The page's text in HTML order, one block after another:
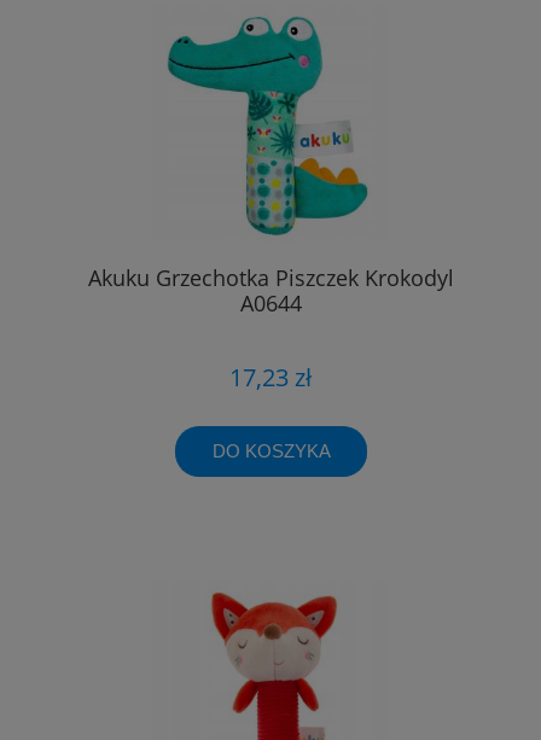
Akuku Grzechotka Piszczek Krokodyl
A0644
17,23 zł
DO KOSZYKA